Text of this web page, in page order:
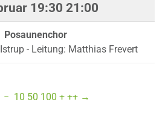
19:30 21:00
Posaunenchor
- Leitung: Matthias Frevert
− 10 50 100 + ++ →